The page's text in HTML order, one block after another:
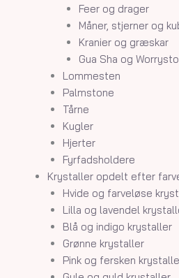
Feer og drager
Måner, stjerner og
Kranier og græskar
Gua Sha og
Lommesten
Palmstone
Tårne
Kugler
Hjerter
Fyrfadsholdere
Krystaller opdelt efter
Hvide og farveløse
Lilla og lavendel
Blå og indigo krystaller
Grønne krystaller
Pink og fersken